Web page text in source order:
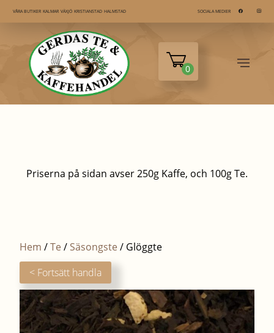
VÅRA BUTIKER KALMAR VÄXJÖ KRISTIANSTAD HALMSTAD SOCIALA MEDIER
0
Priserna på sidan avser 250g Kaffe, och 100g Te.
Hem /Te / Säsongste / Glöggte
< Fortsätt handla